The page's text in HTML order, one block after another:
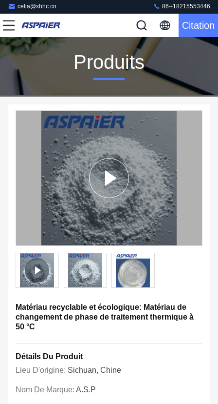
celia@xhhc.cn 86--18215553446
Citation
Produits
Matériau recyclable et écologique: Matériau de
changement de phase de traitement thermique à
50 °C
Détails Du Produit
Lieu D'origine: Sichuan, Chine
Nom De Marque: A.S.P